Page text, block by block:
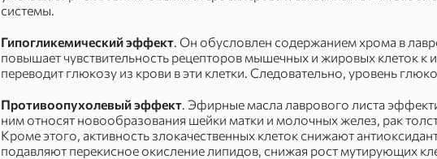
системы.
Гипогликемический эффект. Он обусловлен содержанием хрома в
повышает чувствительность рецепторов мышечных и жировых клеток к
переводит глюкозу из крови в эти клетки. Следовательно, уровень
Противоопухолевый эффект. Эфирные масла лаврового листа
ним относят новообразования шейки матки и молочных желез, рак
Кроме этого, активность злокачественных клеток снижают
подавляют перекисное окисление липидов, снижая рост мутирующих